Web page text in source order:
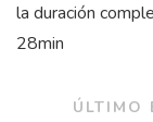
la duración
28min
ÚLTIMO